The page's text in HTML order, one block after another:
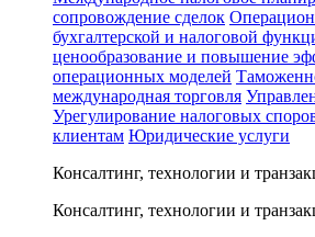
сопровождение сделок
бухгалтерской и налоговой
ценообразование и повышение
операционных моделей
международная торговля
Урегулирование налоговых
клиентам Юридические услуги
Консалтинг, технологии и
Консалтинг, технологии и